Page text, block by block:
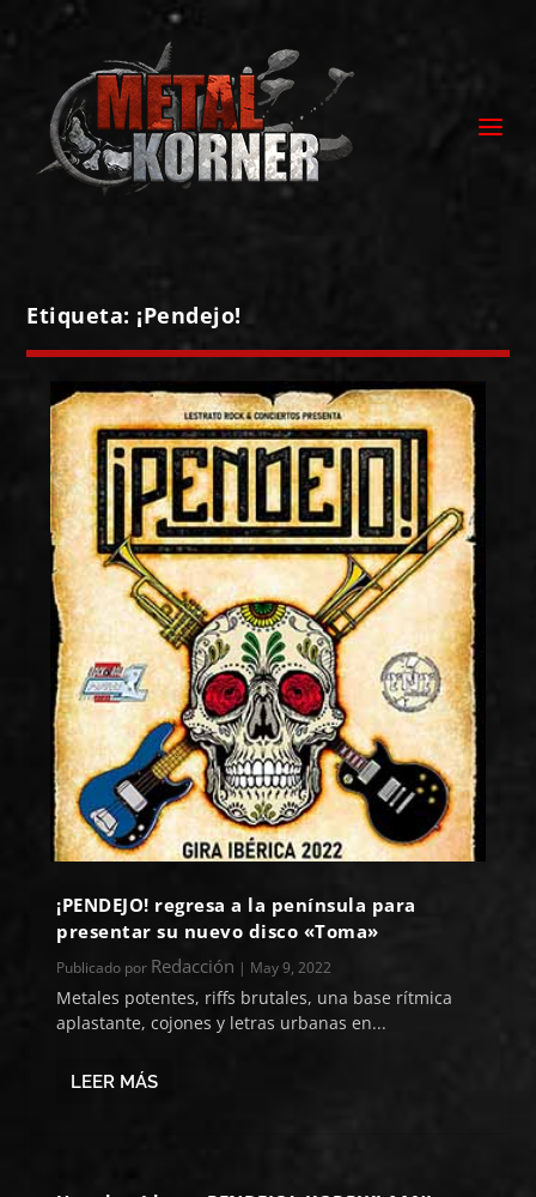
Etiqueta: ¡Pendejo!
¡PENDEJO! regresa a la península para
presentar su nuevo disco «Toma»
Publicado por Redacción | May 9, 2022
Metales potentes, riffs brutales, una base rítmica
aplastante, cojones y letras urbanas en...
LEER MÁS